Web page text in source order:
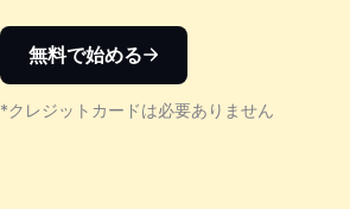
無料で始める
*クレジットカードは必要ありません